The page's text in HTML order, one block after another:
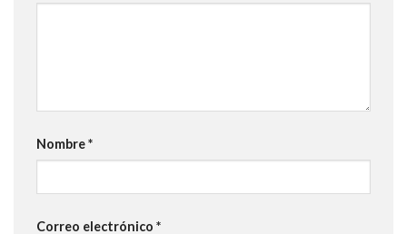
Nombre*
Correo electrónico *